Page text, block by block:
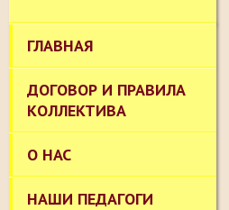
ГЛАВНАЯ
ДОГОВОР И ПРАВИЛА
КОЛЛЕКТИВА
О НАС
НАШИ ПЕДАГОГИ